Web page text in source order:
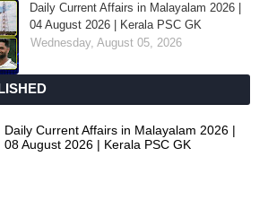
Daily Current Affairs in Malayalam 2026 |
04 August 2026 | Kerala PSC GK
Wednesday, August 05, 2026
Daily Current Affairs in Malayalam 2026 |
08 August 2026 | Kerala PSC GK